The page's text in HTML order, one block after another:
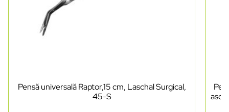
Pensă universală Raptor,15 cm, Laschal Surgical,
45-S